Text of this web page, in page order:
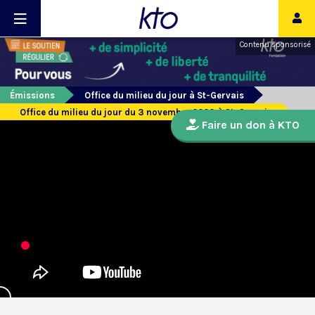
Contenu sponsorisé
Émissions
Office du milieu du jour à St-Gervais
Office du milieu du jour du 3 novembre 2020 à St-Gervais
Faire un don à KTO